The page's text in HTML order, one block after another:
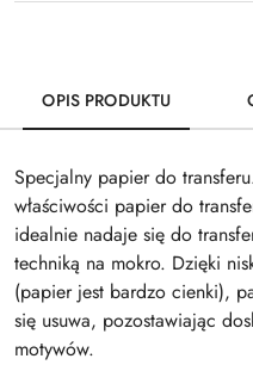
OPIS PRODUKTU
Specjalny papier do
właściwości papier do
idealnie nadaje się do
techniką na mokro. Dzięki
(papier jest bardzo cienki),
się usuwa, pozostawiając
motywów.